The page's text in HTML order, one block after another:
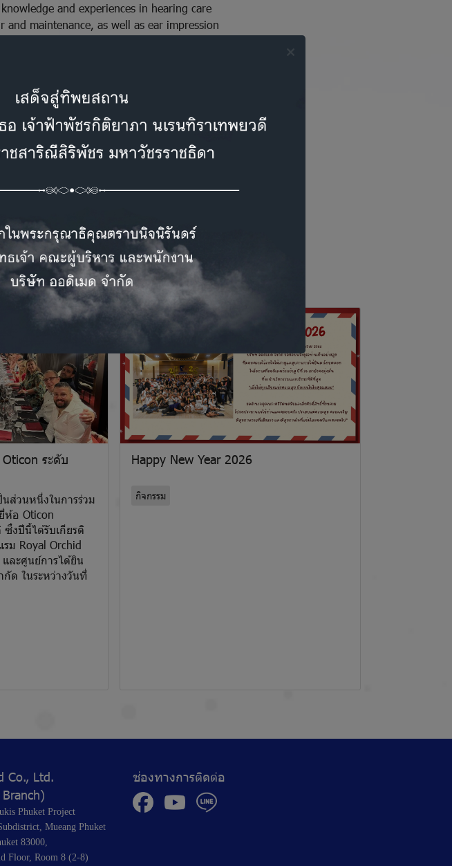
and experiences in hearing care
maintenance, as well as ear impression
high-quality services for the greatest
collaboration and open new opportunities to
level
you again in the future.
ระดับ
ส่วนหนึ่งในการร่วม
ห้อ Oticon
ซึ่งปีนี้ได้รับเกียรติ
ม Royal Orchid
ละศูนย์การได้ยิน
ด ในระหว่างวันที่
Happy New Year 2026
กิจกรรม
Co., Ltd.
Phuket Project
Mueang Phuket
83000,
Floor, Room 8 (2-8)
ช่องทางการติดต่อ